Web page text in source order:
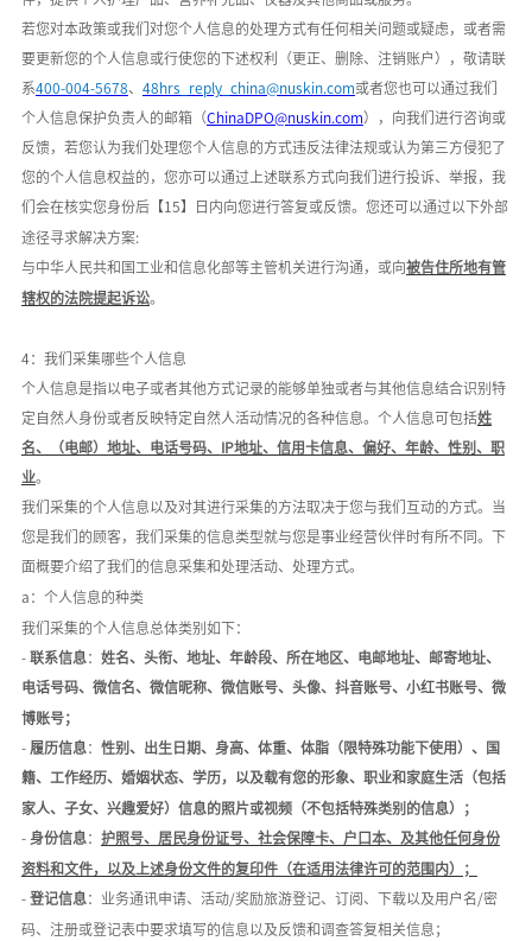
若您对本政策或我们对您个人信息的处理方式有任何相关问题或疑虑，或者需
要更新您的个人信息或行使您的下述权利（更正、删除、注销账户），敬请联
系400-004-5678、 48hrs_reply_china@nuskin.com或者您也可以通过我们
个人信息保护负责人的邮箱（ChinaDPO@nuskin.com），向我们进行咨询或
反馈，若您认为我们处理您个人信息的方式违反法律法规或认为第三方侵犯了
您的个人信息权益的，您亦可以通过上述联系方式向我们进行投诉、举报，我
们会在核实您身份后【15】日内向您进行答复或反馈。您还可以通过以下外部
途径寻求解决方案:
与中华人民共和国工业和信息化部等主管机关进行沟通，或向被告住所地有管
辖权的法院提起诉讼。
4：我们采集哪些个人信息
个人信息是指以电子或者其他方式记录的能够单独或者与其他信息结合识别特
定自然人身份或者反映特定自然人活动情况的各种信息。个人信息可包括姓
名、（电邮）地址、电话号码、 IP地址、信用卡信息、偏好、年龄、性别、职
业。
我们采集的个人信息以及对其进行采集的方法取决于您与我们互动的方式。当
您是我们的顾客，我们采集的信息类型就与您是事业经营伙伴时有所不同。下
面概要介绍了我们的信息采集和处理活动、处理方式。
a：个人信息的种类
我们采集的个人信息总体类别如下：
- 联系信息 ： 姓名、头衔、地址、年龄段、所在地区、电邮地址、邮寄地址、
电话号码、微信名、微信昵称、微信账号、头像、抖音账号、小红书账号、微
博账号；
- 履历信息 ： 性别、出生日期、 身高、体重、体脂（限特殊功能下使用）、国
籍、工作经历、婚姻状态、学历，以及载有您的形象、职业和家庭生活（包括
家人、子女、兴趣爱好）信息的照片或视频（不包括特殊类别的信息）；
- 身份信息 ： 护照号、居民身份证号、社会保障卡、户口本、及其他任何身份
资料和文件，以及上述身份文件的复印件（在适用法律许可的范围内）；
- 登记信息 ：业务通讯申请、活动/奖励旅游登记、订阅、下载以及用户名/密
码、注册或登记表中要求填写的信息以及反馈和调查答复相关信息；